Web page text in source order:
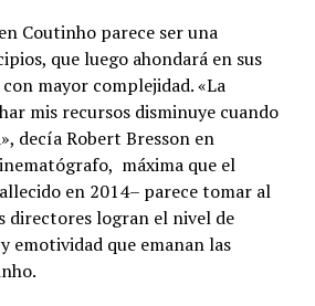
Coutinhoparece ser una
que luego ahondaráen sus
mayor complejidad.«La
mis recursos disminuye cuando
decía Robert Bressonen
, máxima que el
en2014– parecetomar al
directores logranel nivel de
emotividad que emanan las
.